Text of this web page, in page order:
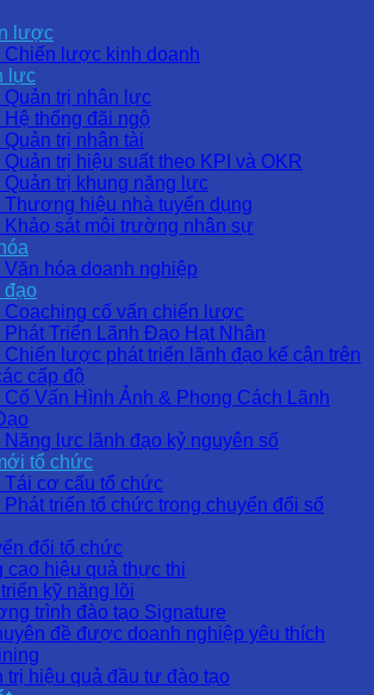
lược
Chiến lược kinh doanh
lực
Quản trị nhân lực
Hệ thống đãi ngộ
Quản trị nhân tài
Quản trị hiệu suất theo KPI và OKR
Quản trị khung năng lực
Thương hiệu nhà tuyển dụng
Khảo sát môi trường nhân sự
Văn hóa doanh nghiệp
đạo
Coaching cố vấn chiến lược
Phát Triển Lãnh Đạo Hạt Nhân
Chiến lược phát triển lãnh đạo kế cận trên
cấp độ
Cố Vấn Hình Ảnh & Phong Cách Lãnh
Năng lực lãnh đạo kỷ nguyên số
tổ chức
Tái cơ cấu tổ chức
Phát triển tổ chức trong chuyển đổi số
đổi tổ chức
cao hiệu quả thực thi
kỹ năng lõi
trình đào tạo Signature
đề được doanh nghiệp yêu thích
trị hiệu quả đầu tư đào tạo